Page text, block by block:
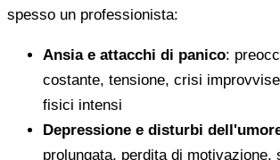
spesso un professionista:
Ansia e attacchi di panico:
costante, tensione, crisi
fisici intensi
Depressione e disturbi
prolungata, perdita di motivazione,